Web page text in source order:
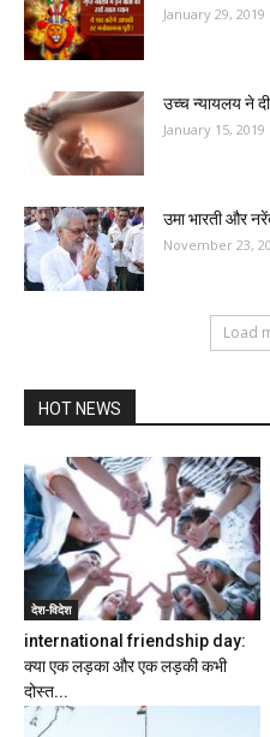
January 29, 2019
उच्च न्यायलय ने
January 15, 2019
उमा भारती और
November 23,
Load
HOT NEWS
देश-विदेश
international friendship day:
क्या एक लड़का और एक लड़की कभी
दोस्त...